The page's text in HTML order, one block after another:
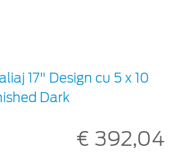
17" Design cu 5 x 10
Dark
€ 392,04